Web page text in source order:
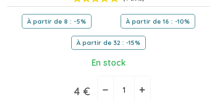
À partir de 8 : -5% À partir de 16 : -10%
À partir de 32 : -15%
En stock
4 € − +